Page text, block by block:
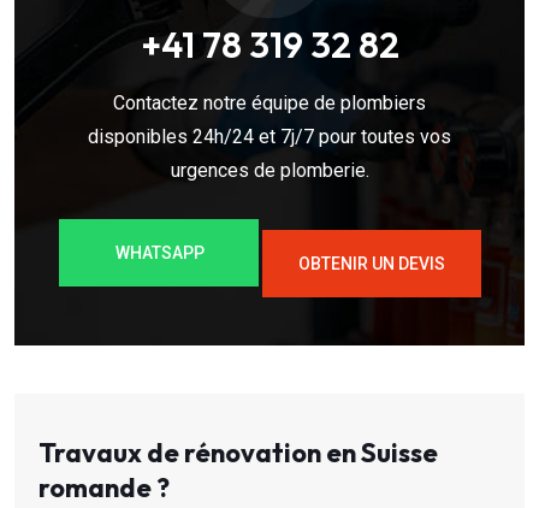
+41 78 319 32 82
Contactez notre équipe de plombiers
disponibles 24h/24 et 7j/7 pour toutes vos
urgences de plomberie.
WHATSAPP
OBTENIR UN DEVIS
Travaux de rénovation en Suisse
romande ?